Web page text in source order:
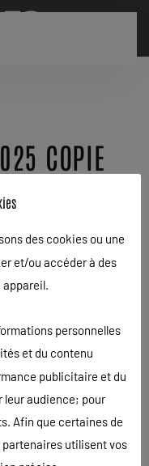
COPIE
des cookies ou une
et/ou accéder à des
personnelles
et du contenu
publicitaire et du
leur audience; pour
Afin que certaines de
utilisent vos